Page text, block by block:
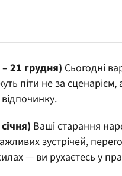
21 грудня) Сьогодні
піти не за
Ваші старання
зустрічей,
— ви рухаєтесь у